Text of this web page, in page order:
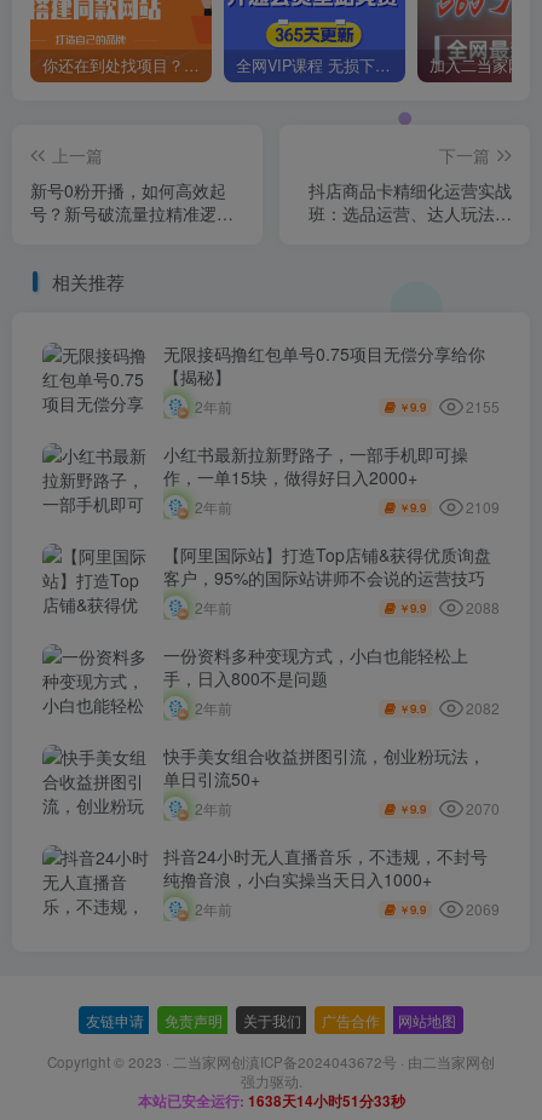
你还在到处找项目？还在当韭菜？我靠卖项目一个月收入5万+，曾经我也是个失败者。 全网VIP课程 无损下载~
上一篇
新号0粉开播，如何高效起
号？新号破流量拉精准逻辑
下一篇
抖店商品卡精细化运营实战
班：选品运营、达人玩法、
相关推荐
无限接码撸红包单号0.75项目无偿分享给你
【揭秘】
2年前 ￥9.9 2155
小红书最新拉新野路子，一部手机即可操
作，一单15块，做得好日入2000+
2年前 ￥9.9 2109
【阿里国际站】打造Top店铺&获得优质询盘
客户，​95%的国际站讲师不会说的运营技巧
2年前 ￥9.9 2088
一份资料多种变现方式，小白也能轻松上
手，日入800不是问题
2年前 ￥9.9 2082
快手美女组合收益拼图引流，创业粉玩法，
单日引流50+
2年前 ￥9.9 2070
抖音24小时无人直播音乐，不违规，不封号
纯撸音浪，小白实操当天日入1000+
2年前 ￥9.9 2069
友链申请 免责声明 关于我们 广告合作 网站地图
Copyright © 2023 · 二当家网创滇ICP备2024043672号 · 由二当家网创
强力驱动.
本站已安全运行: 1638天14小时51分34秒